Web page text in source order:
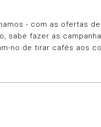
- com as ofertas
sabe fazer as
no de tirar cafés aos